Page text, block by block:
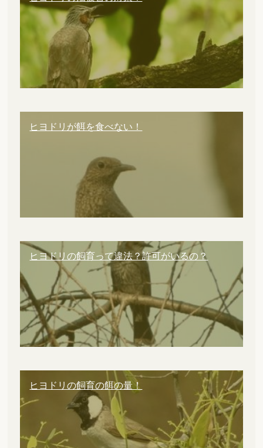
ヒヨドリが餌を食べない！
ヒヨドリの飼育って違法？許可がいるの？
ヒヨドリの飼育の餌の量！